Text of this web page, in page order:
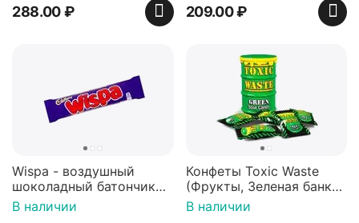
288.00₽ 209.00₽
Wispa - воздушный
шоколадный батончик
36 гр
В наличии
Конфеты Toxic Waste
(Фрукты, Зеленая банка,
42 гр).
В наличии